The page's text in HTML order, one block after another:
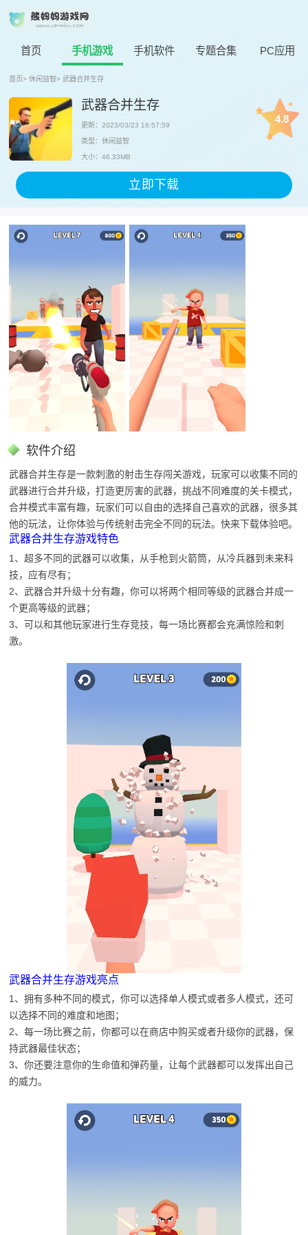
首页 手机游戏 手机软件 专题合集 PC应用
首页> 休闲益智> 武器合并生存
武器合并生存
更新：2023/03/23 16:57:59
类型：休闲益智
大小：46.33MB
4.8
立即下载
软件介绍
武器合并生存是一款刺激的射击生存闯关游戏，玩家可以收集不同的
武器进行合并升级，打造更厉害的武器，挑战不同难度的关卡模式，
合并模式丰富有趣，玩家们可以自由的选择自己喜欢的武器，很多其
他的玩法，让你体验与传统射击完全不同的玩法。快来下载体验吧。
武器合并生存游戏特色
1、超多不同的武器可以收集，从手枪到火箭筒，从冷兵器到未来科
技，应有尽有；
2、武器合并升级十分有趣，你可以将两个相同等级的武器合并成一
个更高等级的武器；
3、可以和其他玩家进行生存竞技，每一场比赛都会充满惊险和刺
激。
武器合并生存游戏亮点
1、拥有多种不同的模式，你可以选择单人模式或者多人模式，还可
以选择不同的难度和地图；
2、每一场比赛之前，你都可以在商店中购买或者升级你的武器，保
持武器最佳状态；
3、你还要注意你的生命值和弹药量，让每个武器都可以发挥出自己
的威力。